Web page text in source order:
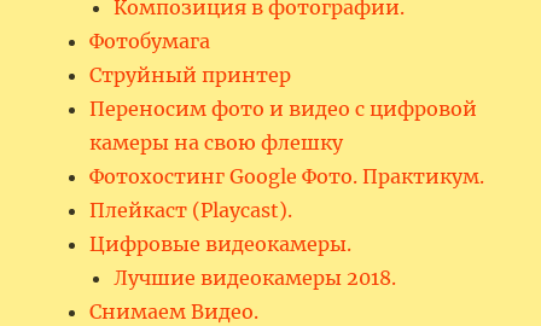
Композиция в фотографии.
Фотобумага
Струйный принтер
Переносим фото и видео с цифровой
камеры на свою флешку
Фотохостинг Google Фото. Практикум.
Плейкаст (Playcast).
Цифровые видеокамеры.
Лучшие видеокамеры 2018.
Снимаем Видео.